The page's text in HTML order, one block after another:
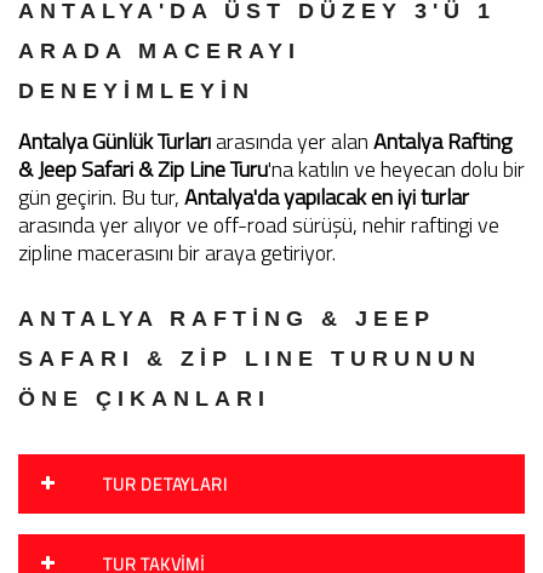
ANTALYA'DA ÜST DÜZEY 3'Ü 1
ARADA MACERAYI
DENEYİMLEYİN
Antalya Günlük Turlarıarasında yer alanAntalya Rafting
& Jeep Safari & Zip Line Turu'na katılın ve heyecan dolu bir
gün geçirin. Bu tur,Antalya'da yapılacak en iyi turlar
arasında yer alıyor ve off-road sürüşü, nehir raftingi ve
zipline macerasını bir araya getiriyor.
ANTALYA RAFTİNG & JEEP
SAFARI & ZİP LINE TURUNUN
ÖNE ÇIKANLARI
TUR DETAYLARI
TUR TAKVIMI